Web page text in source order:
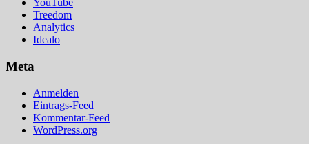
YouTube
Treedom
Analytics
Idealo
Meta
Anmelden
Eintrags-Feed
Kommentar-Feed
WordPress.org